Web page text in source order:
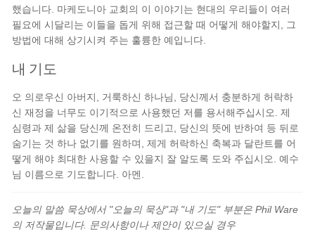
했습니다. 마케도니아 교회의 이 이야기는 현대의 우리들이 여러
필요에 시달리는 이들을 돕게 위해 접근할 때 어떻게 해야할지, 그
방법에 대해 상기시켜 주는 훌륭한 예입니다.
내 기도
오 의로우신 아버지, 거룩하신 하나님, 당신께서 충분하게 허락하
신 재정을 너무도 이기적으로 사용했던 저를 용서해주십시오. 제
심령과 제 삶을 당신께 온전히 드리고, 당신의 뜻에 반하여 등 뒤로
숨기는 것 하나 없기를 원하며, 제게 허락하신 축복과 달란트를 어
떻게 해야 최대한 사용할 수 있을지 잘 알도록 도와 주십시오. 예수
님 이름으로 기도합니다. 아멘.
오늘의 말씀 묵상에서 "오늘의 묵상"과 "내 기도" 부분은 Phil Ware
의 저작물입니다. 문의사항이나 제안이 있으실 경우